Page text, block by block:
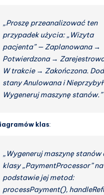
„Proszę przeanalizować ten
przypadek użycia: „Wizyta
pacjenta” — Zaplanowana →
Potwierdzona →
W trakcie → Zakończona.
stany Anulowana i
Wygeneruj maszynę stanów.”
klas:
„Wygeneruj maszynę stanów
klasy „PaymentProcessor” na
podstawie jej metod:
processPayment(),